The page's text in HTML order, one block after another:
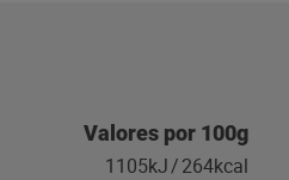
Valores por 100g
1105kJ/264kcal